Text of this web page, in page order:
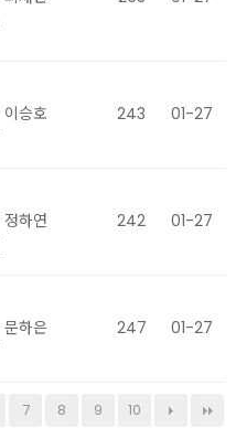
이승호 243 01-27
정하연 242 01-27
문하은 247 01-27
7 8 9 10